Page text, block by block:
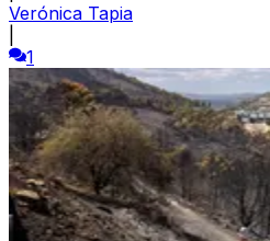
Verónica Tapia
1